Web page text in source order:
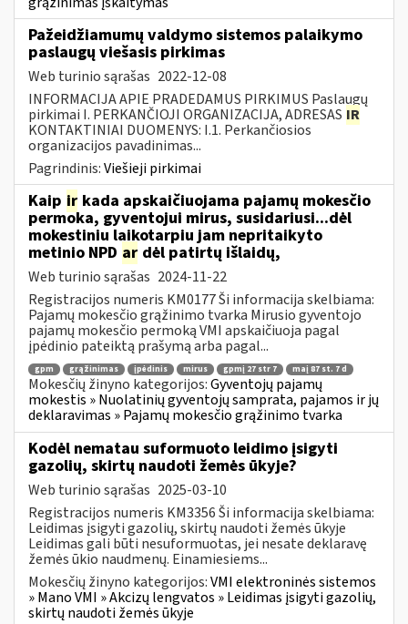
Pažeidžiamumų valdymo sistemos palaikymo
paslaugų viešasis pirkimas
Web turinio sąrašas 2022-12-08
INFORMACIJA APIE PRADEDAMUS PIRKIMUS Paslaugų
pirkimai I. PERKANČIOJI ORGANIZACIJA, ADRESAS IR
KONTAKTINIAI DUOMENYS: I.1. Perkančiosios
organizacijos pavadinimas...
Pagrindinis:Viešieji pirkimai
Kaip ir kada apskaičiuojama pajamų mokesčio
permoka, gyventojui mirus, susidariusi...dėl
mokestiniu laikotarpiu jam nepritaikyto
metinio NPD ar dėl patirtų išlaidų,
Web turinio sąrašas 2024-11-22
Registracijos numeris KM0177 Ši informacija skelbiama:
Pajamų mokesčio grąžinimo tvarka Mirusio gyventojo
pajamų mokesčio permoką VMI apskaičiuoja pagal
įpėdinio pateiktą prašymą arba pagal...
gpm grąžinimas įpėdinis mirus gpmį 27 str 7 maį 87 st. 7 d
Mokesčių žinyno kategorijos:Gyventojų pajamų
mokestis » Nuolatinių gyventojų samprata, pajamos ir jų
deklaravimas » Pajamų mokesčio grąžinimo tvarka
Kodėl nematau suformuoto leidimo įsigyti
gazolių, skirtų naudoti žemės ūkyje?
Web turinio sąrašas 2025-03-10
Registracijos numeris KM3356 Ši informacija skelbiama:
Leidimas įsigyti gazolių, skirtų naudoti žemės ūkyje
Leidimas gali būti nesuformuotas, jei nesate deklaravę
žemės ūkio naudmenų. Einamiesiems...
Mokesčių žinyno kategorijos:VMI elektroninės sistemos
» Mano VMI » Akcizų lengvatos » Leidimas įsigyti gazolių,
skirtų naudoti žemės ūkyje